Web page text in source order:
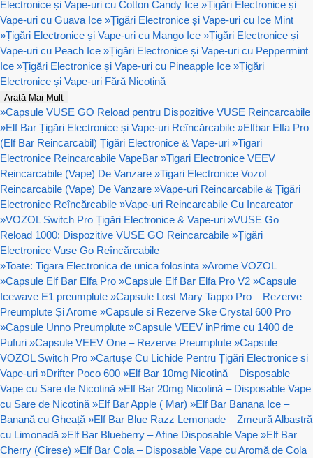
Electronice și Vape-uri cu Cotton Candy Ice »Țigări Electronice și
Vape-uri cu Guava Ice »Țigări Electronice și Vape-uri cu Ice Mint
»Țigări Electronice și Vape-uri cu Mango Ice »Țigări Electronice și
Vape-uri cu Peach Ice »Țigări Electronice și Vape-uri cu Peppermint
Ice »Țigări Electronice și Vape-uri cu Pineapple Ice »Țigări
Electronice și Vape-uri Fără Nicotină
Arată Mai Mult
»Capsule VUSE GO Reload pentru Dispozitive VUSE Reincarcabile
»Elf Bar Țigări Electronice și Vape-uri Reîncărcabile »Elfbar Elfa Pro
(Elf Bar Reincarcabil) Țigări Electronice & Vape-uri »Tigari
Electronice Reincarcabile VapeBar »Tigari Electronice VEEV
Reincarcabile (Vape) De Vanzare »Tigari Electronice Vozol
Reincarcabile (Vape) De Vanzare »Vape-uri Reincarcabile & Țigări
Electronice Reîncărcabile »Vape-uri Reincarcabile Cu Incarcator
»VOZOL Switch Pro Țigări Electronice & Vape-uri »VUSE Go
Reload 1000: Dispozitive VUSE GO Reincarcabile »Țigări
Electronice Vuse Go Reîncărcabile
»Toate: Tigara Electronica de unica folosinta »Arome VOZOL
»Capsule Elf Bar Elfa Pro »Capsule Elf Bar Elfa Pro V2 »Capsule
Icewave E1 preumplute »Capsule Lost Mary Tappo Pro – Rezerve
Preumplute Și Arome »Capsule si Rezerve Ske Crystal 600 Pro
»Capsule Unno Preumplute »Capsule VEEV inPrime cu 1400 de
Pufuri »Capsule VEEV One – Rezerve Preumplute »Capsule
VOZOL Switch Pro »Cartușe Cu Lichide Pentru Țigări Electronice si
Vape-uri »Drifter Poco 600 »Elf Bar 10mg Nicotină – Disposable
Vape cu Sare de Nicotină »Elf Bar 20mg Nicotină – Disposable Vape
cu Sare de Nicotină »Elf Bar Apple ( Mar) »Elf Bar Banana Ice –
Banană cu Gheață »Elf Bar Blue Razz Lemonade – Zmeură Albastră
cu Limonadă »Elf Bar Blueberry – Afine Disposable Vape »Elf Bar
Cherry (Cirese) »Elf Bar Cola – Disposable Vape cu Aromă de Cola